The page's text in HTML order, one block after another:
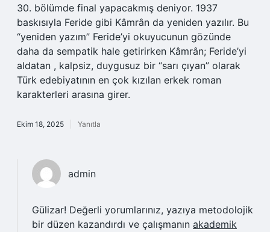
30. bölümde final yapacakmış deniyor. 1937
baskısıyla Feride gibi Kâmrân da yeniden yazılır. Bu
“yeniden yazım” Feride’yi okuyucunun gözünde
daha da sempatik hale getirirken Kâmrân; Feride’yi
aldatan , kalpsiz, duygusuz bir “sarı çıyan” olarak
Türk edebiyatının en çok kızılan erkek roman
karakterleri arasına girer.
Ekim 18, 2025 Yanıtla
admin
Gülizar! Değerli yorumlarınız, yazıya metodolojik
bir düzen kazandırdı ve çalışmanın akademik